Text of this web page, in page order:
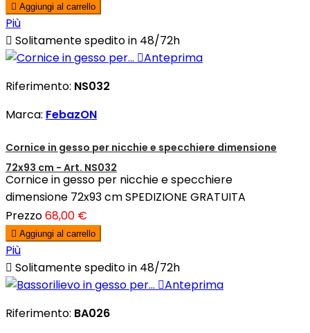
 Aggiungi al carrello
Più
 Solitamente spedito in 48/72h
Anteprima
Riferimento: NS032
Marca: FebazON
Cornice in gesso per nicchie e specchiere dimensione
72x93 cm - Art. NS032
Cornice in gesso per nicchie e specchiere
dimensione 72x93 cm SPEDIZIONE GRATUITA
Prezzo68,00 €
 Aggiungi al carrello
Più
 Solitamente spedito in 48/72h
Anteprima
Riferimento: BA026